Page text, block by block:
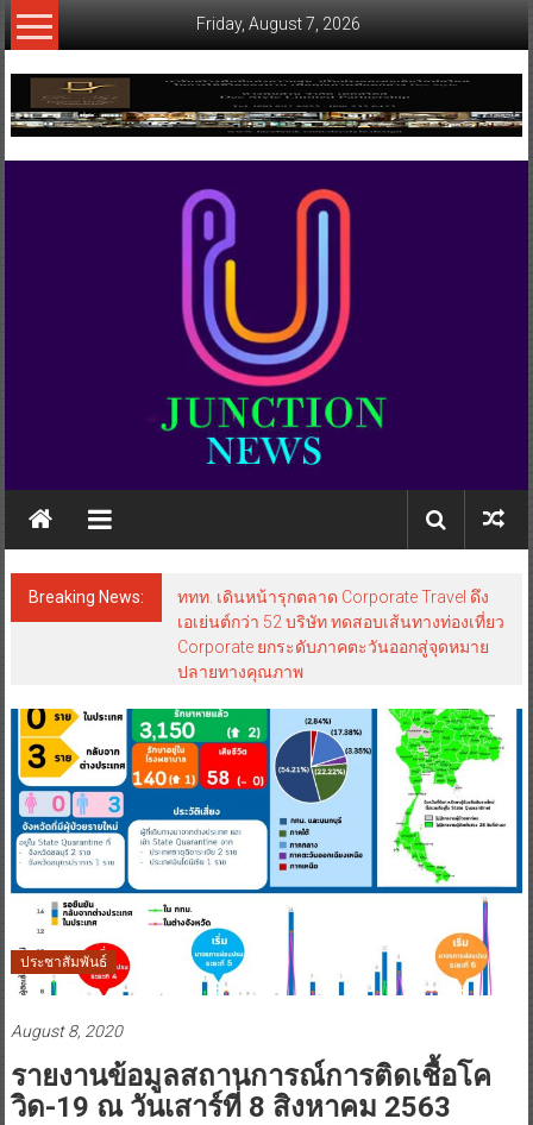
Skip
to
Friday, August 7, 2026
www.ujunctionnews.com
เว็บ
ข่าว
Breaking News:
ททท. เดินหน้ารุกตลาด Corporate Travel ดึง
เอเย่นต์กว่า 52 บริษัท ทดสอบเส้นทางท่องเที่ยว
Corporate ยกระดับภาคตะวันออกสู่จุดหมาย
ปลายทางคุณภาพ
ประชาสัมพันธ์
August 8, 2020
รายงานข้อมูลสถานการณ์การติดเชื้อโค
วิด-19 ณ วันเสาร์ที่ 8 สิงหาคม 2563